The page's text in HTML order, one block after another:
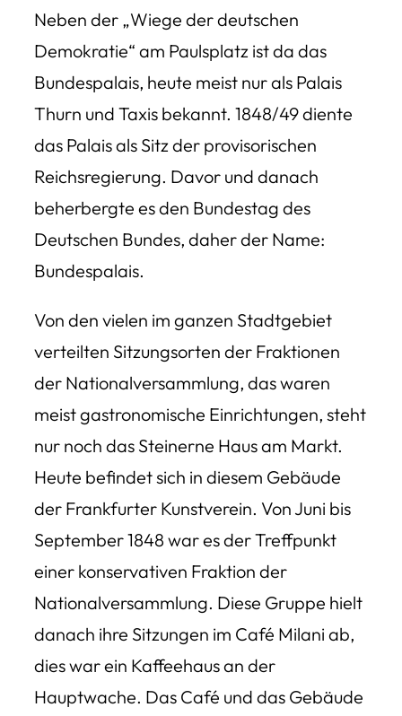
Neben der „Wiege der deutschen
Demokratie“ am Paulsplatz ist da das
Bundespalais, heute meist nur als Palais
Thurn und Taxis bekannt. 1848/49 diente
das Palais als Sitz der provisorischen
Reichsregierung. Davor und danach
beherbergte es den Bundestag des
Deutschen Bundes, daher der Name:
Bundespalais.
Von den vielen im ganzen Stadtgebiet
verteilten Sitzungsorten der Fraktionen
der Nationalversammlung, das waren
meist gastronomische Einrichtungen, steht
nur noch das Steinerne Haus am Markt.
Heute befindet sich in diesem Gebäude
der Frankfurter Kunstverein. Von Juni bis
September 1848 war es der Treffpunkt
einer konservativen Fraktion der
Nationalversammlung. Diese Gruppe hielt
danach ihre Sitzungen im Café Milani ab,
dies war ein Kaffeehaus an der
Hauptwache. Das Café und das Gebäude